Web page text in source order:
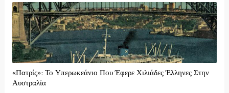
«Πατρίς»: Το Υπερωκεάνιο Που Έφερε Χιλιάδες Έλληνες Στην
Αυστραλία